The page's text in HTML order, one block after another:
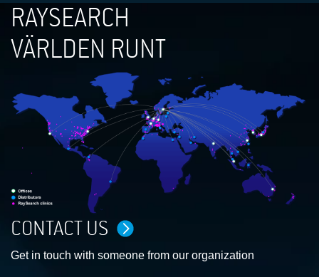
RAYSEARCH
VÄRLDEN RUNT
CONTACT US
Get in touch with someone from our organization